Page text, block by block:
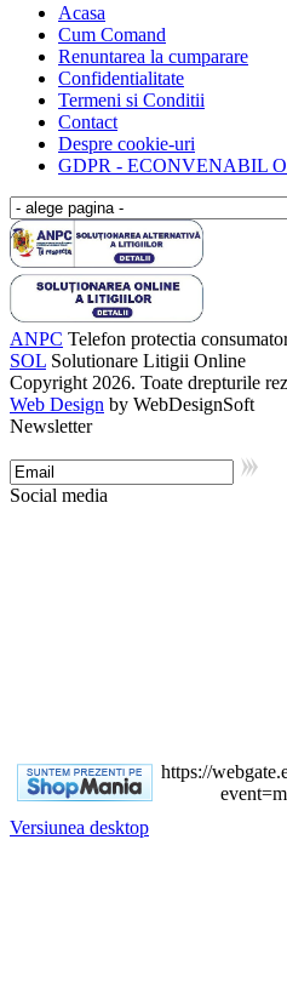
Acasa
Cum Comand
Renuntarea la cumparare
Confidentialitate
Termeni si Conditii
Contact
Despre cookie-uri
GDPR - ECONVENABIL
ANPC Telefon protectia
SOL Solutionare Litigii Online
Copyright 2026. Toate drepturile
Web Design by WebDesignSoft
Newsletter
Social media
https://
Versiunea desktop